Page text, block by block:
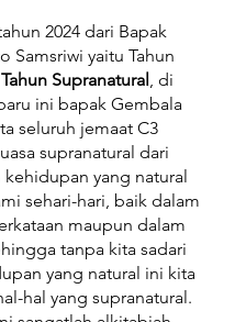
2024 dari Bapak
Samsriwi yaitu Tahun
Tahun Supranatural, di
ini bapak Gembala
seluruh jemaat C3
supranatural dari
kehidupan yang natural
sehari-hari, baik dalam
maupun dalam
tanpa kita sadari
yang natural ini kita
hal yang supranatural.